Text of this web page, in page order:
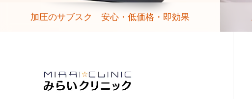
加圧のサブスク 安心・低価格・即効果